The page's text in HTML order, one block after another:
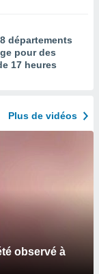
départements
pour des
17 heures
Plus de vidéos
observé à